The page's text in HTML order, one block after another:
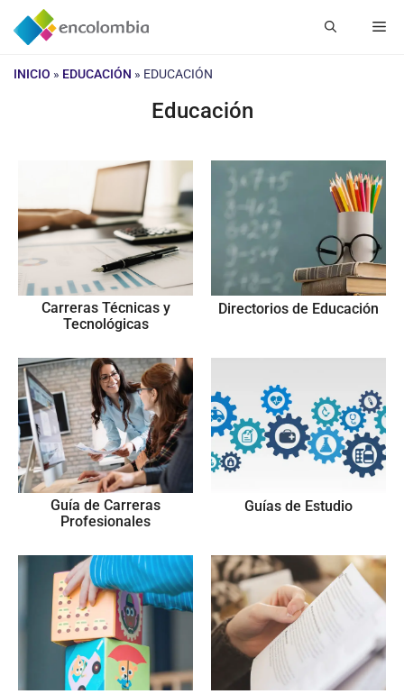
Saltar
INICIO » EDUCACIÓN » EDUCACIÓN
Educación
Carreras Técnicas y
Tecnológicas
Directorios de Educación
Guía de Carreras
Profesionales
Guías de Estudio